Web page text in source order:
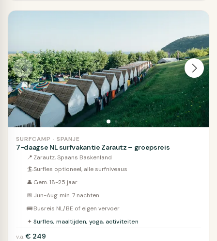
SURFCAMP · SPANJE
7-daagse NL surfvakantie Zarautz – groepsreis
📍 Zarautz, Spaans Baskenland
🏄Surfles optioneel, alle surfniveaus
👤 Gem. 18-25 jaar
📅 Jun-Aug: min. 7 nachten
🚌Busreis NL/BE of eigen vervoer
✦ Surfles, maaltijden, yoga, activiteiten
v.a.€ 249